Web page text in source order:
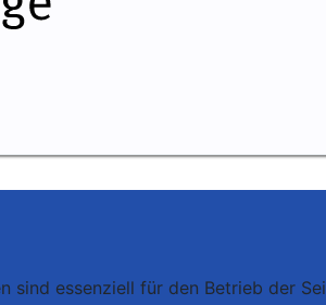
sind essenziell für den Betrieb der